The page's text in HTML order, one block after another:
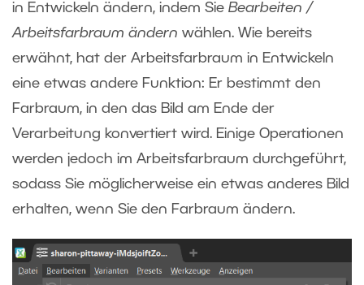
in Entwickeln ändern, indem Sie Bearbeiten /
Arbeitsfarbraum ändern wählen. Wie bereits
erwähnt, hat der Arbeitsfarbraum in Entwickeln
eine etwas andere Funktion: Er bestimmt den
Farbraum, in den das Bild am Ende der
Verarbeitung konvertiert wird. Einige Operationen
werden jedoch im Arbeitsfarbraum durchgeführt,
sodass Sie möglicherweise ein etwas anderes Bild
erhalten, wenn Sie den Farbraum ändern.